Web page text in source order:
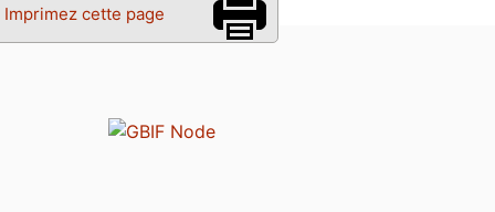
Imprimez cette page